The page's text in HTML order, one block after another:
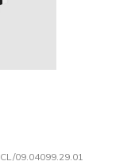
CL/09.04099.29.01